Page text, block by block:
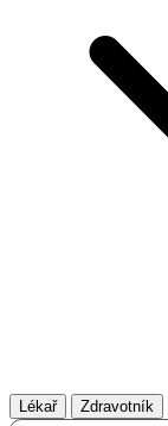
Lékař Zdravotník